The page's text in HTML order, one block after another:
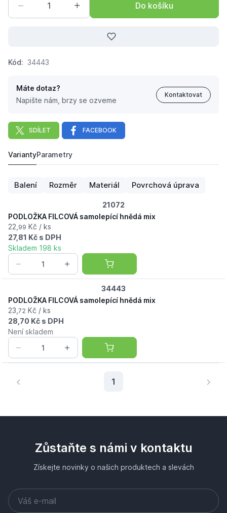
Do košíku
Kód: 34443
Máte dotaz?
Napište nám, brzy se ozveme
Kontaktovat
SDÍLET FACEBOOK
PODLOŽKA FILCOVÁ samolepící hnědá mix
23, Kč
VariantyParametry
Balení Rozměr Materiál Povrchová úprava
21072
PODLOŽKA FILCOVÁ samolepící hnědá mix
22, 99 Kč / ks
27,81 Kč s DPH
Skladem 198 ks
34443
PODLOŽKA FILCOVÁ samolepící hnědá mix
23, 72 Kč / ks
28,70 Kč s DPH
Není skladem
1
Zůstaňte s námi v kontaktu
Získejte novinky o našich produktech a slevách